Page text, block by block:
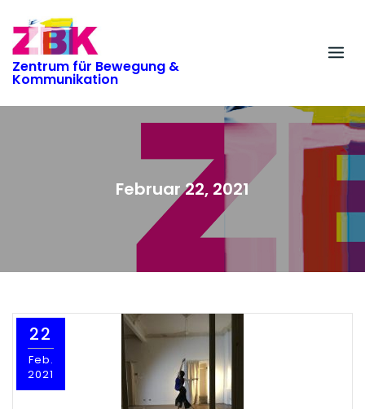
content
Zentrum für Bewegung &
Kommunikation
Februar 22, 2021
22
Feb.
2021